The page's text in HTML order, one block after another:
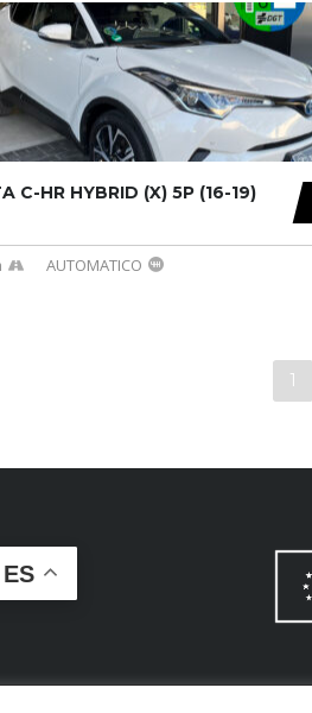
C-HR HYBRID (X) 5P (16-19)
AUTOMATICO
1
ES